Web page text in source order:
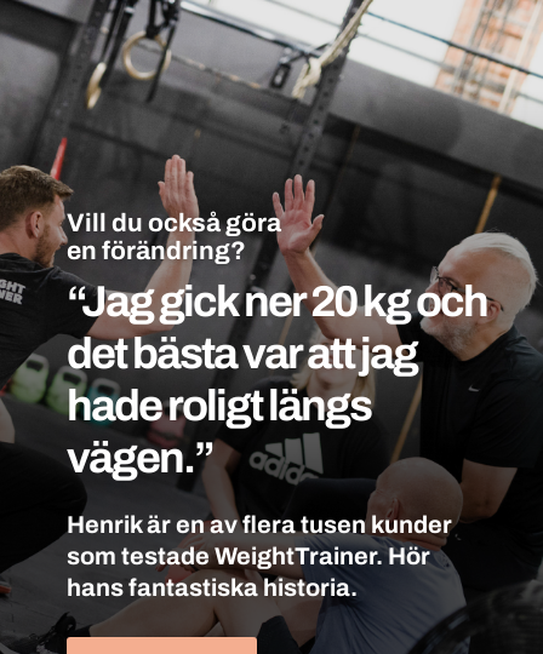
Vill du också göra
en förändring?
“Jag gick ner 20 kg och
det bästa var att jag
hade roligt längs
vägen.”
Henrik är en av flera tusen kunder
som testade WeightTrainer. Hör
hans fantastiska historia.